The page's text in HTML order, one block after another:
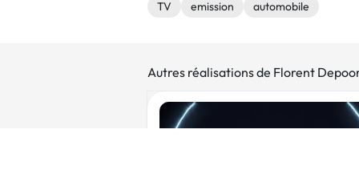
TV emission automobile
Autres réalisations de Florent